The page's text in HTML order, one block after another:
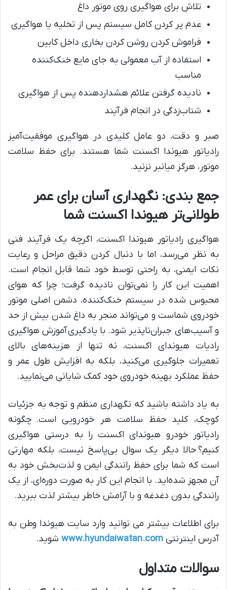
تلاش برای هواگیری روی موتور داغ
عدم پر کردن کامل سیستم پس از تخلیه یا هواگیری
فراموش کردن روشن کردن بخاری داخل کابین
استفاده از آب معمولی به جای مایع خنک‌کننده
مناسب
نادیده گرفتن علائم هشداردهنده پس از هواگیری
شتاب‌زدگی در انجام فرآیند
صبر و دقت، دو عامل کلیدی در هواگیری موفقیت‌آمیز
رادیاتور هیوندا اکسنت شما هستند. برای حفظ سلامت
موتور، هرگز میانبر نزنید.
جمع‌ بندی: نگهداری آسان برای عمر
طولانی‌تر هیوندا اکسنت شما
هواگیری رادیاتور هیوندا اکسنت، اگرچه یک فرآیند فنی
به نظر می‌رسد، اما با دنبال کردن دقیق مراحل و رعایت
نکات ایمنی، به راحتی توسط خود شما قابل انجام است.
اهمیت این کار را نمی‌توان نادیده گرفت؛ چرا که هوای
محبوس شده در سیستم خنک‌کننده، دشمن اصلی موتور
خودروی شماست و می‌تواند منجر به داغ شدن بیش از حد
و آسیب‌های جبران‌ناپذیر شود. با یادگیری آموزش هواگیری
رادیات هیوندای اکسنت، نه تنها از هزینه‌های بالای
تعمیرات جلوگیری می‌کنید، بلکه به افزایش طول عمر و
حفظ عملکرد بهینه خودروی خود کمک شایانی می‌نمایید.
به یاد داشته باشید که نگهداری منظم و توجه به جزئیات
کوچک، کلید حفظ سلامت هر خودرویی است. چگونه
رادیاتور خودرو هیوندای اکسنت را به درستی هواگیری
کنیم؟ حالا دیگر یک سوال بی‌پاسخ نیست، بلکه مهارتی
است که شما برای حفظ رانندگی ایمن و لذت‌بخش خود به
آن مجهز شده‌اید. با انجام این کار به صورت دوره‌ای، از یک
رانندگی بدون دغدغه و با آرامش خاطر بیشتر لذت ببرید.
برای اطلاعات بیشتر می توانید وارد سایت هیوندا وطن به
آدرس اینترنتی www.hyundaiwatan.com شوید.
سوالات متداول